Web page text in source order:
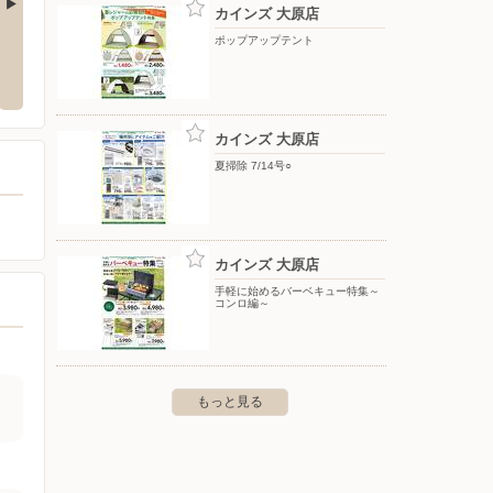
カインズ 市原店
〒290-0050 市原市更級3-1-1
カインズ 大原店
ポップアップテント
カインズ 大原店
夏掃除 7/14号○
カインズ 大原店
手軽に始めるバーベキュー特集～
コンロ編～
もっと見る